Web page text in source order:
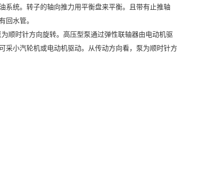
系统。转子的轴向推力用平衡盘来平衡。且带有止推轴
回水管。
顺时针方向旋转。高压型泵通过弹性联轴器由电动机驱
采小汽轮机或电动机驱动。从传动方向看，泵为顺时针方